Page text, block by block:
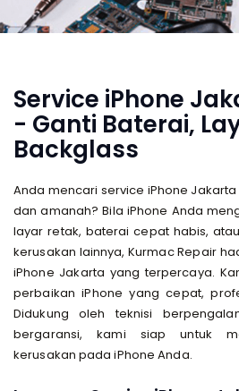
Service iPhone
- Ganti Baterai,
Backglass
Anda mencari service iPhone
dan amanah? Bila iPhone Anda
layar retak, baterai cepat habis,
kerusakan lainnya, Kurmac Repair
iPhone Jakarta yang terpercaya.
perbaikan iPhone yang cepat,
Didukung oleh teknisi
bergaransi, kami siap untuk
kerusakan pada iPhone Anda.